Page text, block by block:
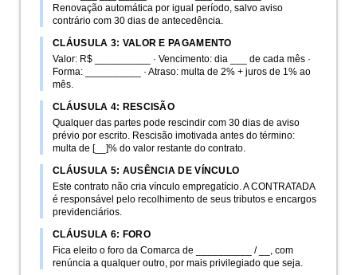
Renovação automática por igual período, salvo aviso
contrário com 30 dias de antecedência.
CLÁUSULA 3: VALOR E PAGAMENTO
Valor: R$ __________ · Vencimento: dia ___ de cada mês ·
Forma: __________ · Atraso: multa de 2% + juros de 1% ao
mês.
CLÁUSULA 4: RESCISÃO
Qualquer das partes pode rescindir com 30 dias de aviso
prévio por escrito. Rescisão imotivada antes do término:
multa de [__]% do valor restante do contrato.
CLÁUSULA 5: AUSÊNCIA DE VÍNCULO
Este contrato não cria vínculo empregatício. A CONTRATADA
é responsável pelo recolhimento de seus tributos e encargos
previdenciários.
CLÁUSULA 6: FORO
Fica eleito o foro da Comarca de __________ / __, com
renúncia a qualquer outro, por mais privilegiado que seja.